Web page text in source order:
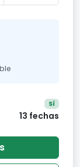
Sí
13 fechas